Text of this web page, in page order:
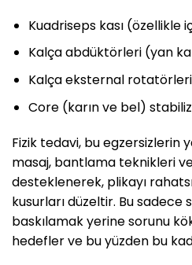
Kuadriseps kası (özellikle
Kalça abdüktörleri (yan
Kalça eksternal
Core (karın ve bel)
Fizik tedavi, bu egzersizlerin
masaj, bantlama teknikleri
desteklenerek, plikayı
kusurları düzeltir. Bu sadece
baskılamak yerine sorunu
hedefler ve bu yüzden bu